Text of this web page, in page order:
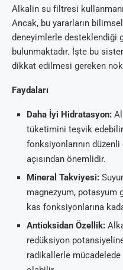
Alkalin su filtresi
Ancak, bu yararların
deneyimlerle desteklendiği
bulunmaktadır. İşte bu
dikkat edilmesi gereken
Faydaları
Daha İyi Hidratasyon:
tüketimini teşvik
fonksiyonlarının düzenli
açısından önemlidir.
Mineral Takviyesi:
magnezyum, potasyum
kas fonksiyonlarına
Antioksidan Özellik:
redüksiyon
radikallerle mücadelede